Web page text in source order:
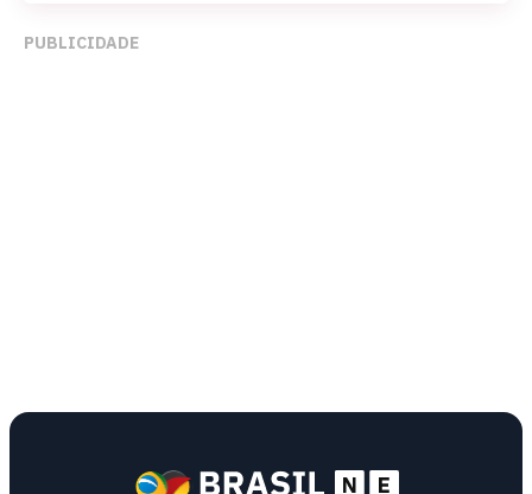
PUBLICIDADE